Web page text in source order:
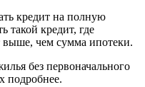
кредит на полную
такой кредит, где
выше, чем сумма ипотеки.
без первоначального
подробнее.